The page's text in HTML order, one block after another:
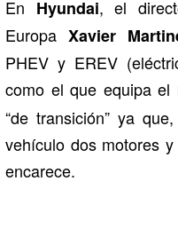
En Hyundai, el
Europa Xavier
PHEV y EREV
como el que equipa el
“de transición” ya
vehículo dos motores
encarece.